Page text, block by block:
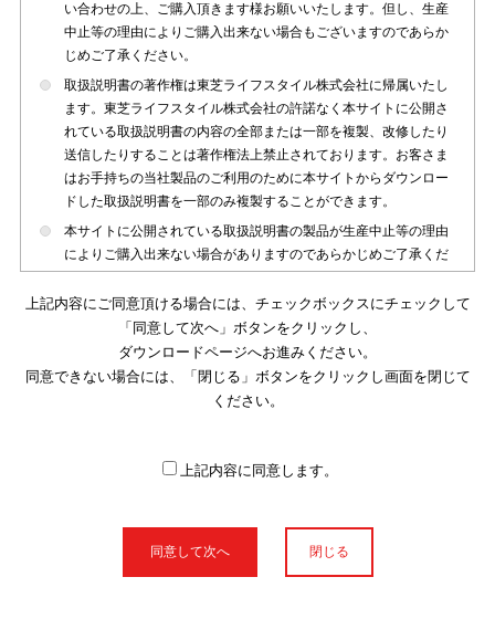
い合わせの上、ご購入頂きます様お願いいたします。但し、生産
中止等の理由によりご購入出来ない場合もございますのであらか
じめご了承ください。
取扱説明書の著作権は東芝ライフスタイル株式会社に帰属いたし
ます。東芝ライフスタイル株式会社の許諾なく本サイトに公開さ
れている取扱説明書の内容の全部または一部を複製、改修したり
送信したりすることは著作権法上禁止されております。お客さま
はお手持ちの当社製品のご利用のために本サイトからダウンロー
ドした取扱説明書を一部のみ複製することができます。
本サイトに公開されている取扱説明書の製品が生産中止等の理由
によりご購入出来ない場合がありますのであらかじめご了承くだ
本サイトに公開されている取扱説明書は、製品が発売された時点
のものを掲載しております。従いまして本サイトに掲載されてい
る取扱説明書の記載内容とお客さまがお持ちの製品の仕様がその
後のマイナーチェンジ等で変更になる場合がございます。本サイ
トに公開されている取扱説明書の内容とお手持ちの製品の仕様に
使用上のご注意や安全上のご注意、また測定基準や数値等は取扱
説明書が作成された時点での基準に応じた内容となっております
上記内容にご同意頂ける場合には、チェックボックスにチェックして
「同意して次へ」ボタンをクリックし、
ダウンロードページへお進みください。
同意できない場合には、「閉じる」ボタンをクリックし画面を閉じて
ください。
上記内容に同意します。
閉じる